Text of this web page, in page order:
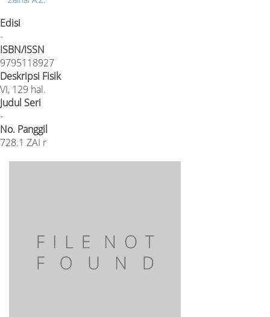
Edisi
-
ISBN/ISSN
9795118927
Deskripsi Fisik
VI, 129 hal.
Judul Seri
-
No. Panggil
728.1 ZAI r